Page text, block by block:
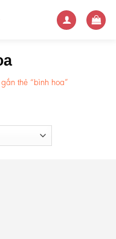
thẻ “bình hoa”